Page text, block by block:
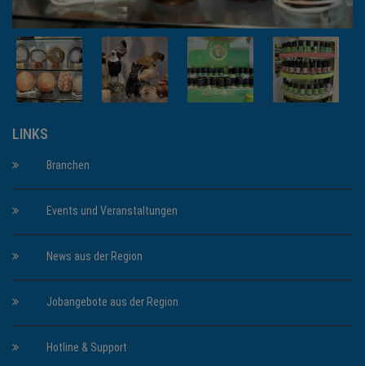
LINKS
Branchen
Events und Veranstaltungen
News aus der Region
Jobangebote aus der Region
Hotline & Support